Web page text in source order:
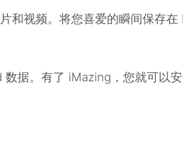
和视频。将您喜爱的瞬间保存在
据。有了 iMazing，您就可以